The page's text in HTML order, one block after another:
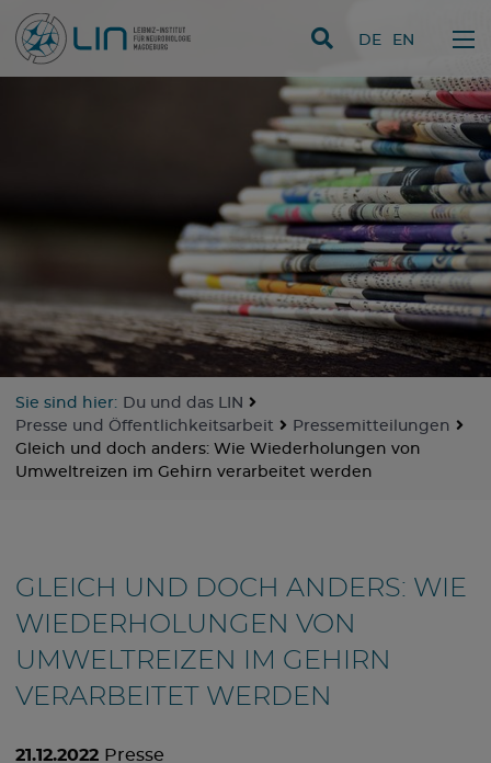
Direkt zum Inhalt
DE EN
Sie sind hier: Du und das LIN
Presse und Öffentlichkeitsarbeit
Pressemitteilungen
Gleich und doch anders: Wie Wiederholungen von
Umweltreizen im Gehirn verarbeitet werden
GLEICH UND DOCH ANDERS: WIE
WIEDERHOLUNGEN VON
UMWELTREIZEN IM GEHIRN
VERARBEITET WERDEN
21.12.2022 Presse